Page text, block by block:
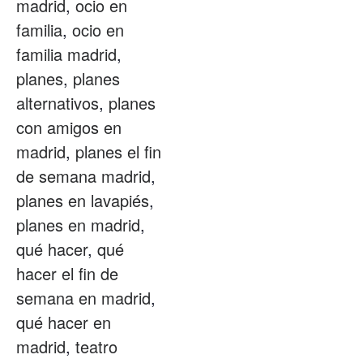
madrid, ocio en
familia, ocio en
familia madrid,
planes, planes
alternativos, planes
con amigos en
madrid, planes el fin
de semana madrid,
planes en lavapiés,
planes en madrid,
qué hacer, qué
hacer el fin de
semana en madrid,
qué hacer en
madrid, teatro